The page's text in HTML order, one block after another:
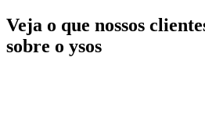
Veja o que nossos
sobre o ysos